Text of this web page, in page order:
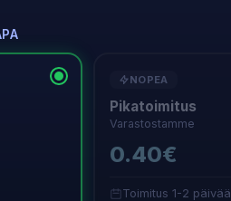
NOPEA
Pikatoimitus
Varastostamme
0.40€
Toimitus 1-2 päivää